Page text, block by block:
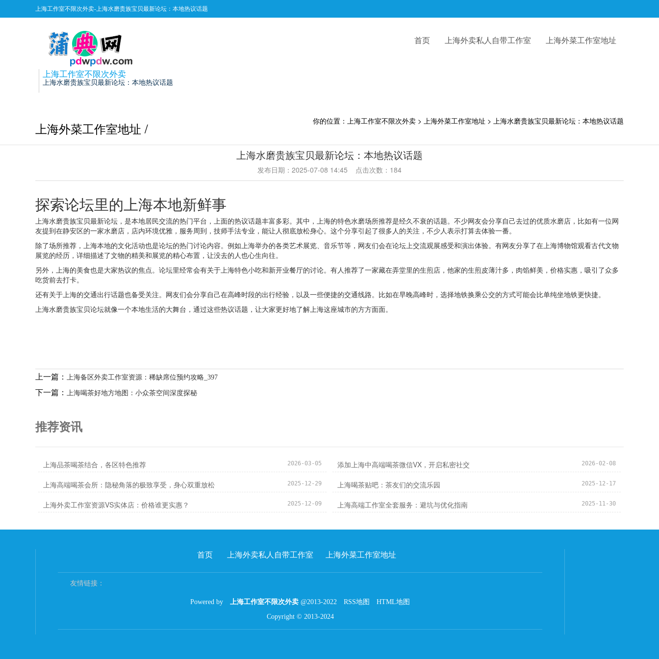
上海工作室不限次外卖-上海水磨贵族宝贝最新论坛：本地热议话题
上海工作室不限次外卖
上海水磨贵族宝贝最新论坛：本地热议话题
首页 上海外卖私人自带工作室 上海外菜工作室地址
上海外菜工作室地址 / 你的位置： 上海工作室不限次外卖 > 上海外菜工作室地址 > 上海水磨贵族宝贝最新论坛：本地热议话题
上海水磨贵族宝贝最新论坛：本地热议话题
发布日期：2025-07-08 14:45 点击次数：184
探索论坛里的上海本地新鲜事
上海水磨贵族宝贝最新论坛，是本地居民交流的热门平台，上面的热议话题丰富多彩。其中，上海的特色水磨场所推荐是经久不衰的话题。不少网友会分享自己去过的优质水磨店，比如有一位网
友提到在静安区的一家水磨店，店内环境优雅，服务周到，技师手法专业，能让人彻底放松身心。这个分享引起了很多人的关注，不少人表示打算去体验一番。
除了场所推荐，上海本地的文化活动也是论坛的热门讨论内容。例如上海举办的各类艺术展览、音乐节等，网友们会在论坛上交流观展感受和演出体验。有网友分享了在上海博物馆观看古代文物
展览的经历，详细描述了文物的精美和展览的精心布置，让没去的人也心生向往。
另外，上海的美食也是大家热议的焦点。论坛里经常会有关于上海特色小吃和新开业餐厅的讨论。有人推荐了一家藏在弄堂里的生煎店，他家的生煎皮薄汁多，肉馅鲜美，价格实惠，吸引了众多
吃货前去打卡。
还有关于上海的交通出行话题也备受关注。网友们会分享自己在高峰时段的出行经验，以及一些便捷的交通线路。比如在早晚高峰时，选择地铁换乘公交的方式可能会比单纯坐地铁更快捷。
上海水磨贵族宝贝论坛就像一个本地生活的大舞台，通过这些热议话题，让大家更好地了解上海这座城市的方方面面。
上一篇： 上海备区外卖工作室资源：稀缺席位预约攻略_397
下一篇： 上海喝茶好地方地图：小众茶空间深度探秘
推荐资讯
上海品茶喝茶结合，各区特色推荐 2026-03-05 添加上海中高端喝茶微信VX，开启私密社交 2026-02-08
上海高端喝茶会所：隐秘角落的极致享受，身心双重放松 2025-12-29 上海喝茶贴吧：茶友们的交流乐园 2025-12-17
上海外卖工作室资源VS实体店：价格谁更实惠？ 2025-12-09 上海高端工作室全套服务：避坑与优化指南 2025-11-30
首页 上海外卖私人自带工作室 上海外菜工作室地址
友情链接：
Powered by 上海工作室不限次外卖 @2013-2022 RSS地图
HTML地图
Copyright © 2013-2024